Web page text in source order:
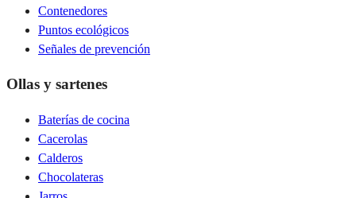
Contenedores
Puntos ecológicos
Señales de prevención
Ollas y sartenes
Baterías de cocina
Cacerolas
Calderos
Chocolateras